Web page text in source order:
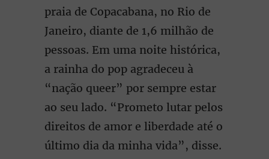
praia de Copacabana, no Rio de
Janeiro, diante de 1,6 milhão de
pessoas. Em uma noite histórica,
a rainha do pop agradeceu à
“nação queer” por sempre estar
ao seu lado. “Prometo lutar pelos
direitos de amor e liberdade até o
último dia da minha vida”, disse.